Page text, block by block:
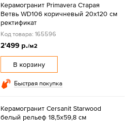
Керамогранит Primavera Старая
Ветвь WD106 коричневый 20x120 см
ректификат
Код товара: 165596
2'499 р./м2
В корзину
Быстрая покупка
Керамогранит Cersanit Starwood
белый рельеф 18,5х59,8 см